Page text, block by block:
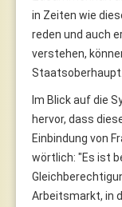
in Zeiten wie
reden und auch
verstehen,
Staatsoberhaupt.
Im Blick auf die
hervor, dass
Einbindung von
wörtlich: "Es ist
Arbeitsmarkt, in